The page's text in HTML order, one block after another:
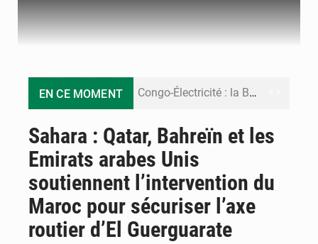
EN CE MOMENT Congo-Électricité : la BAD renforce son appui pour accélérer les investissements
Cémac : la Commission présente à Denis Sassou N’Guesso sa feuille de route
Compétitions africaines : la CAF ferme la porte à l’AC Léopards et à l’AS Otohô
Congo : l’UDSN célèbre 393 nouveaux diplômés et mise sur l’excellence académique
Sahara : Qatar, Bahreïn et les
Emirats arabes Unis
soutiennent l’intervention du
Maroc pour sécuriser l’axe
routier d’El Guerguarate